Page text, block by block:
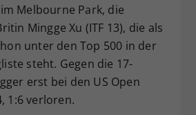
Melbourne Park, die
Mingge Xu (ITF 13), die als
unter den Top 500 in der
steht. Gegen die 17-
erst bei den US Open
1:6 verloren.